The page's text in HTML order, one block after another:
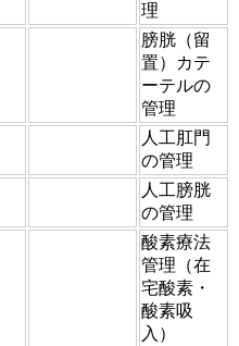
理
膀胱（留
置）カテ
ーテルの
管理
人工肛門
の管理
人工膀胱
の管理
酸素療法
管理（在
宅酸素・
酸素吸
入）